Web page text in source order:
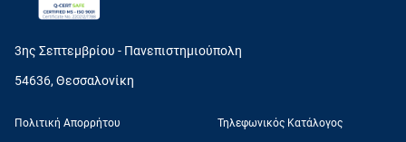
3ης Σεπτεμβρίου - Πανεπιστημιούπολη
54636, Θεσσαλονίκη
Πολιτική Απορρήτου Τηλεφωνικός Κατάλογος